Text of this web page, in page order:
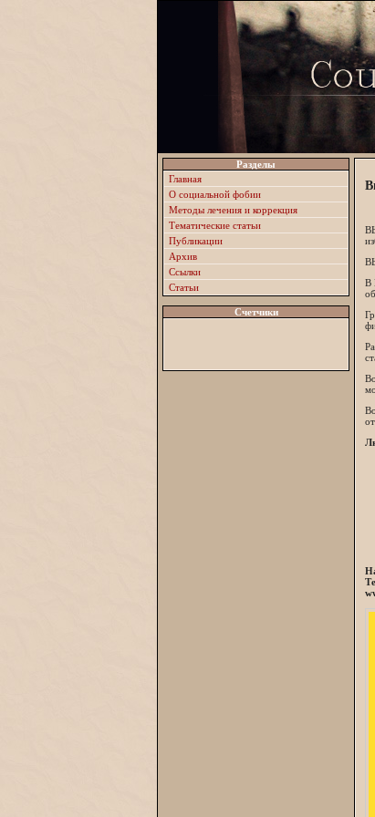
Разделы
Главная
О социальной фобии
Методы лечения и коррекция
Тематические статьи
Публикации
Архив
Ссылки
Статьи
Счетчики
В